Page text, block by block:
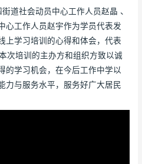
社会动员中心工作人员赵晶 、
心工作人员赵宇作为学员代表发
上学习培训的心得和体会，代表
次培训的主办方和组织方致以诚
的学习机会，在今后工作中学以
力与服务水平，服务好广大居民